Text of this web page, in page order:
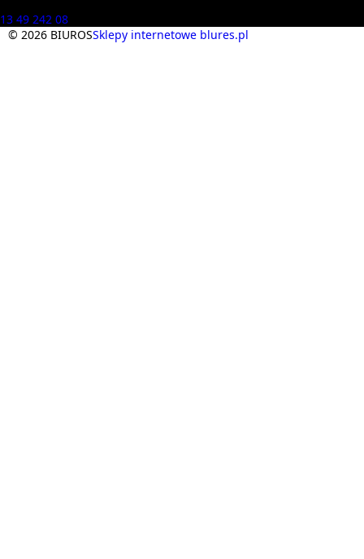
13 49 242 08
© 2026 BIUROSSklepy internetowe blures.pl